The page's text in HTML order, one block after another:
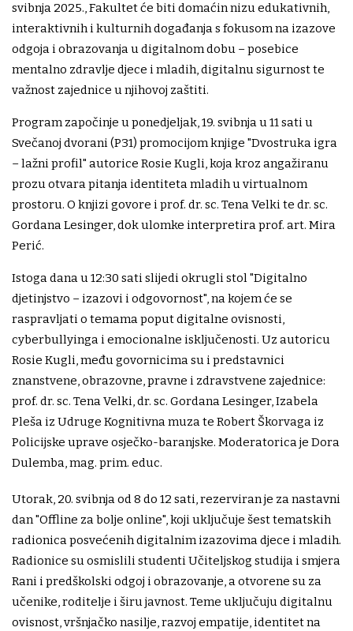
svibnja 2025., Fakultet će biti domaćin nizu edukativnih,
interaktivnih i kulturnih događanja s fokusom na izazove
odgoja i obrazovanja u digitalnom dobu – posebice
mentalno zdravlje djece i mladih, digitalnu sigurnost te
važnost zajednice u njihovoj zaštiti.
Program započinje u ponedjeljak, 19. svibnja u 11 sati u
Svečanoj dvorani (P31) promocijom knjige "Dvostruka igra
– lažni profil" autorice Rosie Kugli, koja kroz angažiranu
prozu otvara pitanja identiteta mladih u virtualnom
prostoru. O knjizi govore i prof. dr. sc. Tena Velki te dr. sc.
Gordana Lesinger, dok ulomke interpretira prof. art. Mira
Perić.
Istoga dana u 12:30 sati slijedi okrugli stol "Digitalno
djetinjstvo – izazovi i odgovornost", na kojem će se
raspravljati o temama poput digitalne ovisnosti,
cyberbullyinga i emocionalne isključenosti. Uz autoricu
Rosie Kugli, među govornicima su i predstavnici
znanstvene, obrazovne, pravne i zdravstvene zajednice:
prof. dr. sc. Tena Velki, dr. sc. Gordana Lesinger, Izabela
Pleša iz Udruge Kognitivna muza te Robert Škorvaga iz
Policijske uprave osječko-baranjske. Moderatorica je Dora
Dulemba, mag. prim. educ.
Utorak, 20. svibnja od 8 do 12 sati, rezerviran je za nastavni
dan "Offline za bolje online", koji uključuje šest tematskih
radionica posvećenih digitalnim izazovima djece i mladih.
Radionice su osmislili studenti Učiteljskog studija i smjera
Rani i predškolski odgoj i obrazovanje, a otvorene su za
učenike, roditelje i širu javnost. Teme uključuju digitalnu
ovisnost, vršnjačko nasilje, razvoj empatije, identitet na